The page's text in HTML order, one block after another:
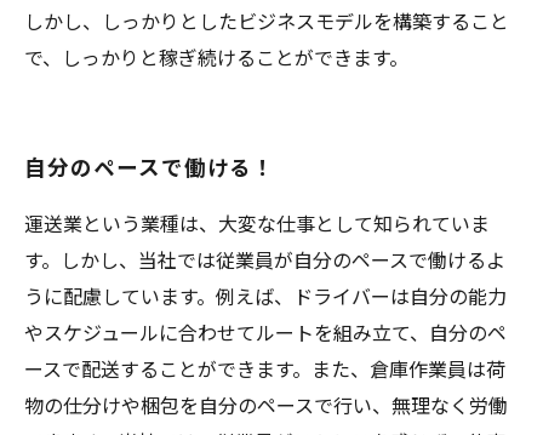
しかし、しっかりとしたビジネスモデルを構築すること
で、しっかりと稼ぎ続けることができます。
自分のペースで働ける！
運送業という業種は、大変な仕事として知られていま
す。しかし、当社では従業員が自分のペースで働けるよ
うに配慮しています。例えば、ドライバーは自分の能力
やスケジュールに合わせてルートを組み立て、自分のペ
ースで配送することができます。また、倉庫作業員は荷
物の仕分けや梱包を自分のペースで行い、無理なく労働